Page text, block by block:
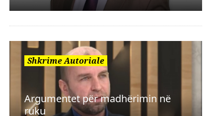
Shkrime Autoriale
Argumentet për madhërimin në
ruku